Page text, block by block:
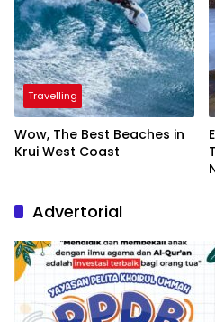
Travelling
Wow, The Best Beaches in
Krui West Coast
Advertorial